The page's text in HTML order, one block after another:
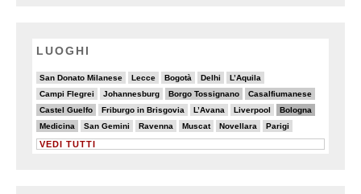
LUOGHI
San Donato Milanese
3/20 Lecce
2/20 Bogotà
2/20 Delhi
4/20 L’Aquila
4/20
Campi Flegrei
3/20 Johannesburg
3/20 Borgo Tossignano
6/20 Casalfiumanese
6/20
Castel Guelfo
6/20 Friburgo in Brisgovia
3/20 L’Avana
2/20 Liverpool
3/20 Bologna
8/20
Medicina
6/20 San Gemini
2/20 Ravenna
3/20 Muscat
3/20 Novellara
4/20 Parigi
4/20
VEDI TUTTI